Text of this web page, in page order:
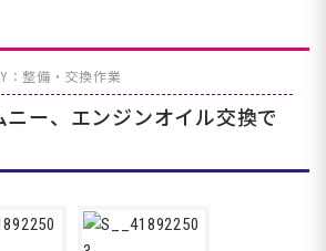
：整備・交換作業
ニー、エンジンオイル交換で